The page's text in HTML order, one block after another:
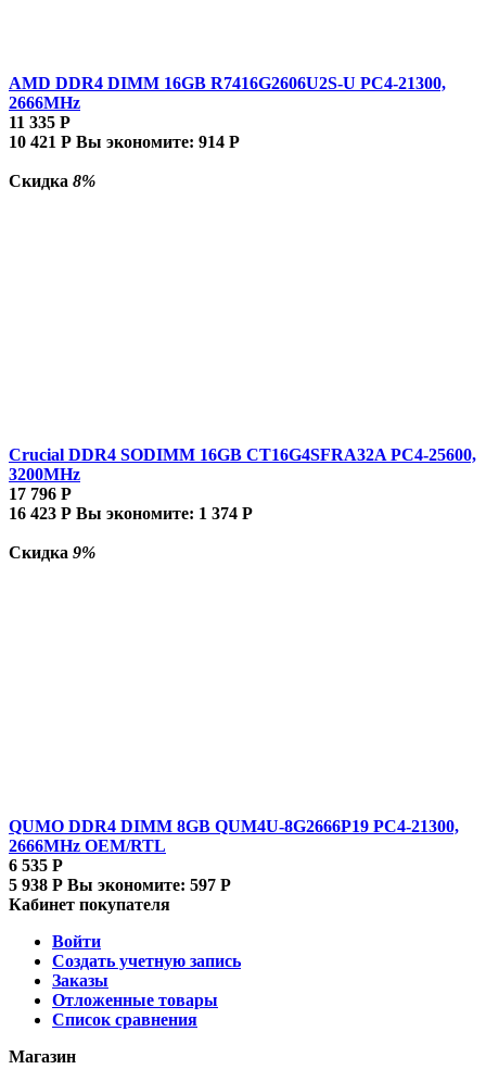
AMD DDR4 DIMM 16GB R7416G2606U2S-U PC4-21300,
2666MHz
11 335 Р
10 421 Р Вы экономите: 914 Р
Скидка 8%
Crucial DDR4 SODIMM 16GB CT16G4SFRA32A PC4-25600,
3200MHz
17 796 Р
16 423 Р Вы экономите: 1 374 Р
Скидка 9%
QUMO DDR4 DIMM 8GB QUM4U-8G2666P19 PC4-21300,
2666MHz OEM/RTL
6 535 Р
5 938 Р Вы экономите: 597 Р
Кабинет покупателя
Войти
Создать учетную запись
Заказы
Отложенные товары
Список сравнения
Магазин